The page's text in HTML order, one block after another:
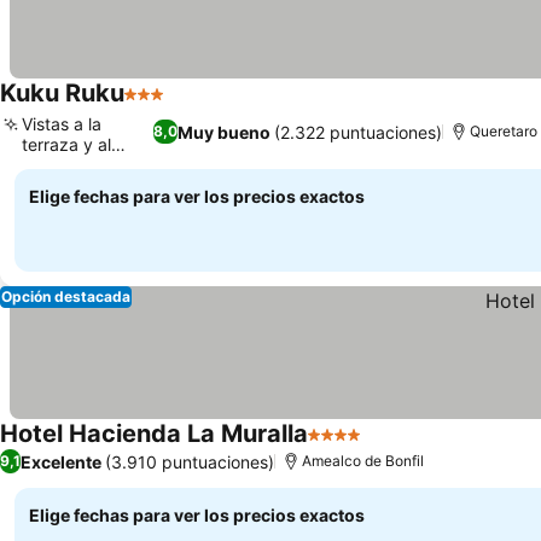
Kuku Ruku3 Estrellas
8,0Muy bueno (2.322 puntuaciones)
Vistas a la
terraza y al
jardín
Queretaro
Elige fechas para ver los precios exactos
Opción destacada
Hotel Hacienda La Muralla4 Estrellas
9,1Excelente (3.910 puntuaciones) Amealco de Bonfil
Elige fechas para ver los precios exactos